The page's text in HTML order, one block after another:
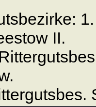
II.